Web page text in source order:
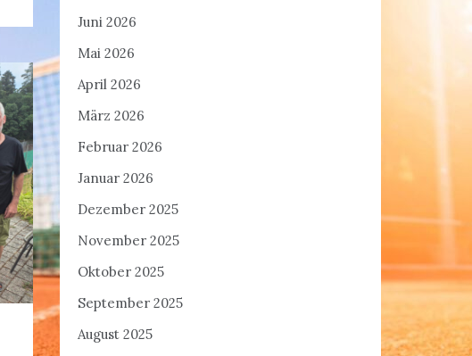
Juni 2026
Mai 2026
April 2026
März 2026
Februar 2026
Januar 2026
Dezember 2025
November 2025
Oktober 2025
September 2025
August 2025